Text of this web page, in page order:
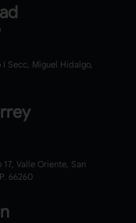
Secc, Miguel Hidalgo,
Valle Oriente, San
66260